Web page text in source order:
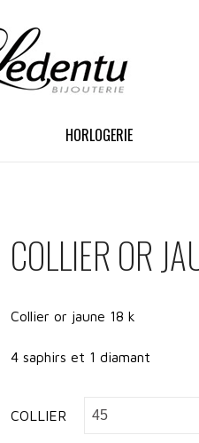
HORLOGERIE
COLLIER OR
Collier or jaune 18 k
4 saphirs et 1 diamant
COLLIER